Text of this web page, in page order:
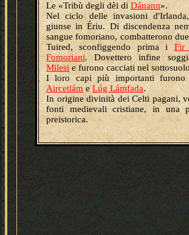
Le «Tribù degli dèi diDánann».
Nel ciclo delle invasioni
giunse in Ériu. Di discendenza
sangue fomoriano, combatterono
Tuired, sconfiggendo prima iFir
Fomoriani. Dovettero infine
Milesie furono cacciati nel
I loro capi più importanti
AircetlámeLúg Lámfada.
In origine divinità dei Celti pagani,
fonti medievali cristiane, in una
preistorica.